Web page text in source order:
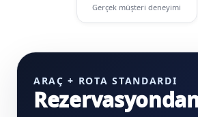
Gerçek müşteri deneyimi
ARAÇ + ROTA STANDARDI